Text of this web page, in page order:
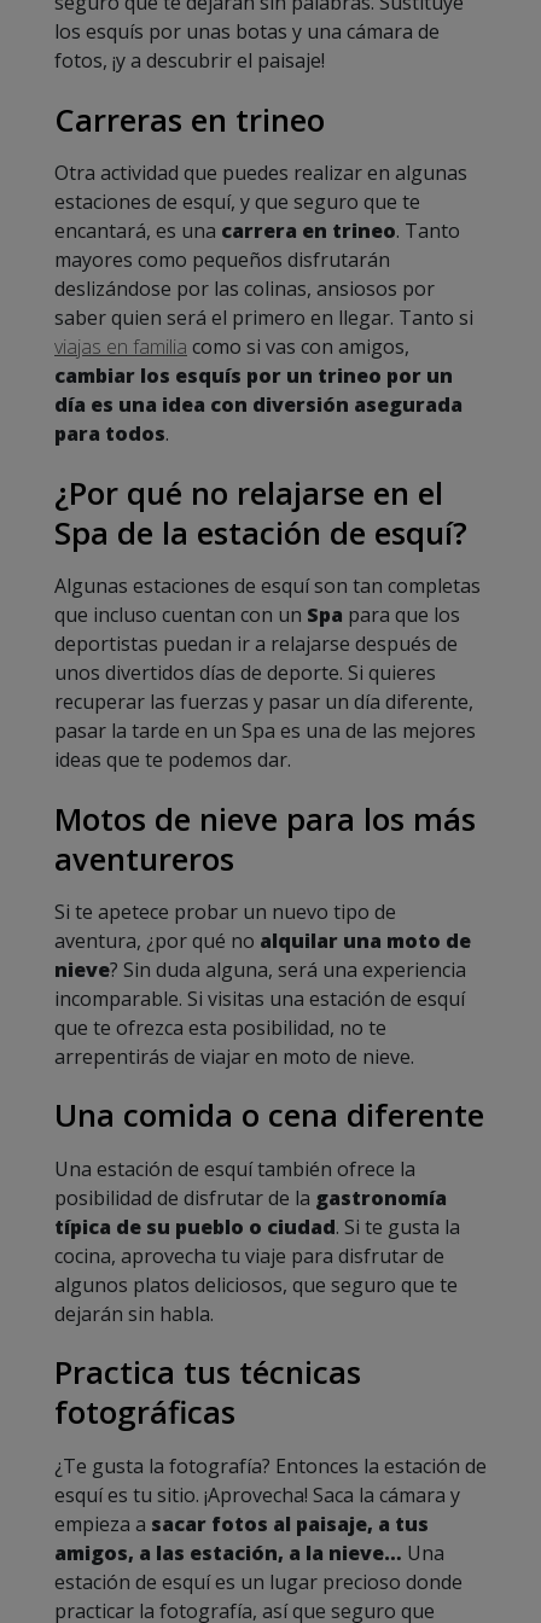
los esquís por unas botas y una cámara de
fotos, ¡y a descubrir el paisaje!
Carreras en trineo
Otra actividad que puedes realizar en algunas
estaciones de esquí, y que seguro que te
encantará, es una carrera en trineo. Tanto
mayores como pequeños disfrutarán
deslizándose por las colinas, ansiosos por
saber quien será el primero en llegar. Tanto si
viajas en familia como si vas con amigos,
cambiar los esquís por un trineo por un
día es una idea con diversión asegurada
para todos.
¿Por qué no relajarse en el
Spa de la estación de esquí?
Algunas estaciones de esquí son tan completas
que incluso cuentan con un Spa para que los
deportistas puedan ir a relajarse después de
unos divertidos días de deporte. Si quieres
recuperar las fuerzas y pasar un día diferente,
pasar la tarde en un Spa es una de las mejores
ideas que te podemos dar.
Motos de nieve para los más
aventureros
Si te apetece probar un nuevo tipo de
aventura, ¿por qué no alquilar una moto de
nieve? Sin duda alguna, será una experiencia
incomparable. Si visitas una estación de esquí
que te ofrezca esta posibilidad, no te
arrepentirás de viajar en moto de nieve.
Una comida o cena diferente
Una estación de esquí también ofrece la
posibilidad de disfrutar de la gastronomía
típica de su pueblo o ciudad. Si te gusta la
cocina, aprovecha tu viaje para disfrutar de
algunos platos deliciosos, que seguro que te
dejarán sin habla.
Practica tus técnicas
fotográficas
¿Te gusta la fotografía? Entonces la estación de
esquí es tu sitio. ¡Aprovecha! Saca la cámara y
empieza a sacar fotos al paisaje, a tus
amigos, a las estación, a la nieve… Una
estación de esquí es un lugar precioso donde
practicar la fotografía, así que seguro que